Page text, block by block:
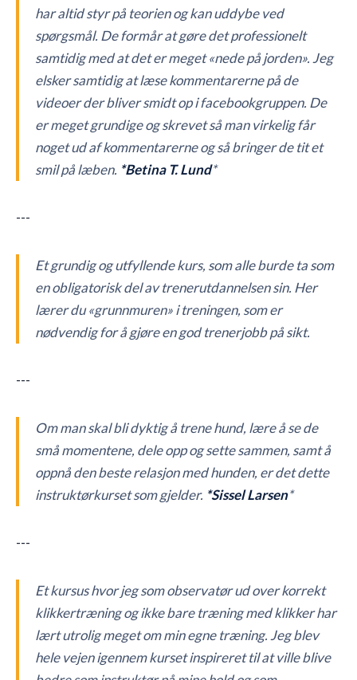
har altid styr på teorien og kan uddybe ved
spørgsmål. De formår at gøre det professionelt
samtidig med at det er meget «nede på jorden». Jeg
elsker samtidig at læse kommentarerne på de
videoer der bliver smidt op i facebookgruppen. De
er meget grundige og skrevet så man virkelig får
noget ud af kommentarerne og så bringer de tit et
smil på læben. *Betina T. Lund*
---
Et grundig og utfyllende kurs, som alle burde ta som
en obligatorisk del av trenerutdannelsen sin. Her
lærer du «grunnmuren» i treningen, som er
nødvendig for å gjøre en god trenerjobb på sikt.
---
Om man skal bli dyktig å trene hund, lære å se de
små momentene, dele opp og sette sammen, samt å
oppnå den beste relasjon med hunden, er det dette
instruktørkurset som gjelder. *Sissel Larsen*
---
Et kursus hvor jeg som observatør ud over korrekt
klikkertræning og ikke bare træning med klikker har
lært utrolig meget om min egne træning. Jeg blev
hele vejen igennem kurset inspireret til at ville blive